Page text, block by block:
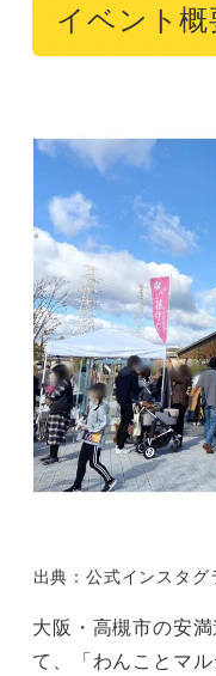
イベント概
出典：公式インスタ
大阪・高槻市の安
て、「わんことマ